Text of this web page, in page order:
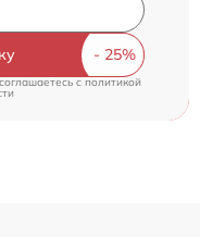
c политикой